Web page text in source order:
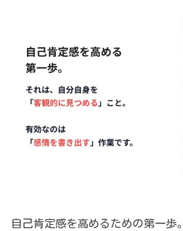
自己肯定感を高めるための第一歩。